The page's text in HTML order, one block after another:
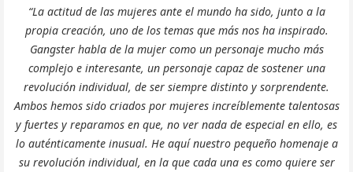
“La actitud de las mujeres ante el mundo ha sido, junto a la
propia creación, uno de los temas que más nos ha inspirado.
Gangster habla de la mujer como un personaje mucho más
complejo e interesante, un personaje capaz de sostener una
revolución individual, de ser siempre distinto y sorprendente.
Ambos hemos sido criados por mujeres increíblemente talentosas
y fuertes y reparamos en que, no ver nada de especial en ello, es
lo auténticamente inusual. He aquí nuestro pequeño homenaje a
su revolución individual, en la que cada una es como quiere ser